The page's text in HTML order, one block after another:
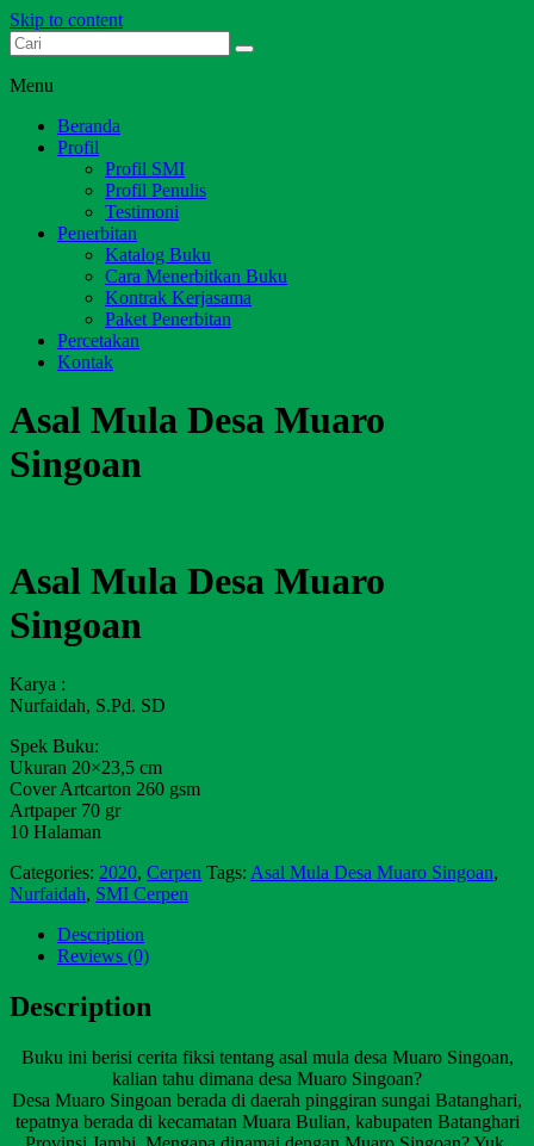
Skip to content
Dari Jambi untuk Indonesia
Menu
Beranda
Profil
Profil SMI
Profil Penulis
Testimoni
Penerbitan
Katalog Buku
Cara Menerbitkan Buku
Kontrak Kerjasama
Paket Penerbitan
Percetakan
Kontak
Asal Mula Desa Muaro
Singoan
Asal Mula Desa Muaro
Singoan
Karya :
Nurfaidah, S.Pd. SD
Spek Buku:
Ukuran 20×23,5 cm
Cover Artcarton 260 gsm
Artpaper 70 gr
10 Halaman
Categories: 2020, Cerpen Tags: Asal Mula Desa Muaro Singoan,
Nurfaidah, SMI Cerpen
Description
Reviews (0)
Description
Buku ini berisi cerita fiksi tentang asal mula desa Muaro Singoan,
kalian tahu dimana desa Muaro Singoan?
Desa Muaro Singoan berada di daerah pinggiran sungai Batanghari,
tepatnya berada di kecamatan Muara Bulian, kabupaten Batanghari